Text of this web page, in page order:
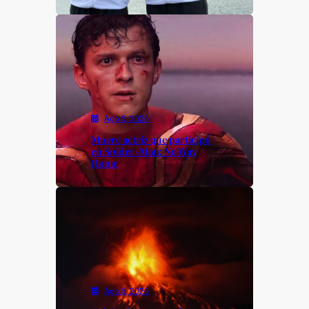
Ago 5, 2026
Muere actriz que participó
en Spider-Man: No Way
Home
Ago 5, 2026